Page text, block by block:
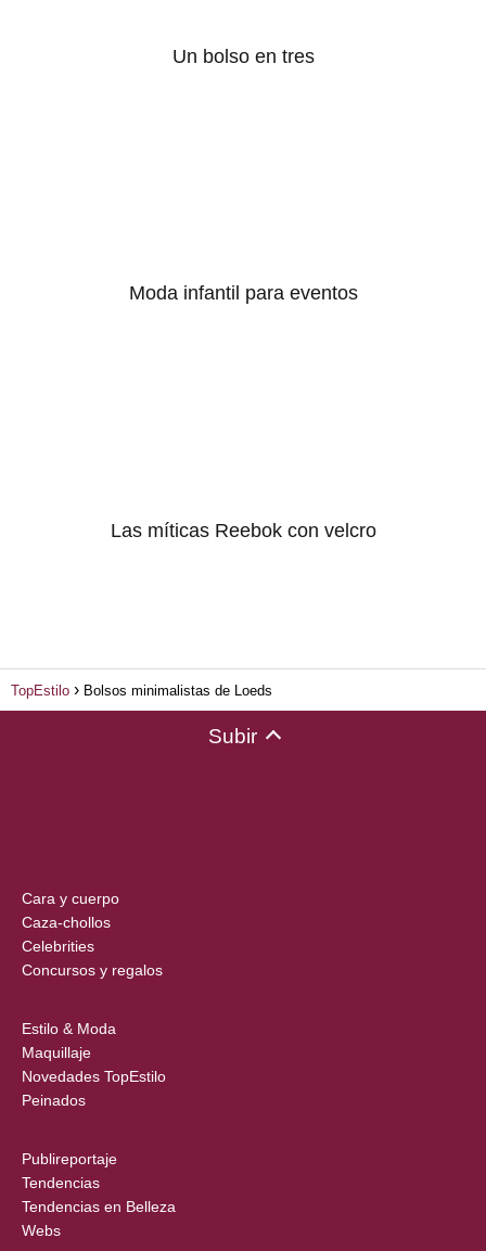
Un bolso en tres
Moda infantil para eventos
Las míticas Reebok con velcro
TopEstilo Bolsos minimalistas de Loeds
Subir
Cara y cuerpo
Caza-chollos
Celebrities
Concursos y regalos
Estilo & Moda
Maquillaje
Novedades TopEstilo
Peinados
Publireportaje
Tendencias
Tendencias en Belleza
Webs